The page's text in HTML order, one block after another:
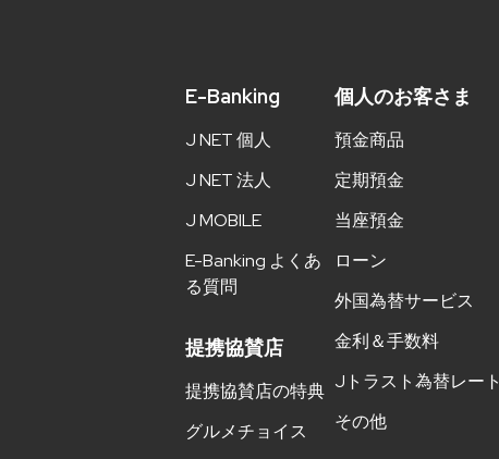
E-Banking
J NET 個人
J NET 法人
J MOBILE
E-Banking よくあ
る質問
提携協賛店
提携協賛店の特典
グルメチョイス
個人のお客さま
預金商品
定期預金
当座預金
ローン
外国為替サービス
金利＆手数料
Jトラスト為替レート
その他